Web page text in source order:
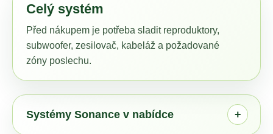
Celý systém
Před nákupem je potřeba sladit reproduktory,
subwoofer, zesilovač, kabeláž a požadované
zóny poslechu.
Systémy Sonance v nabídce
p
r
č